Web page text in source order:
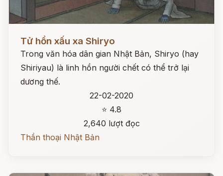
Đọc ngay
Tử hồn xấu xa Shiryo
Trong văn hóa dân gian Nhật Bản, Shiryo (hay
Shiriyau) là linh hồn người chết có thể trở lại
dương thế.
22-02-2020
⭐ 4.8
2,640 lượt đọc
Thần thoại Nhật Bản